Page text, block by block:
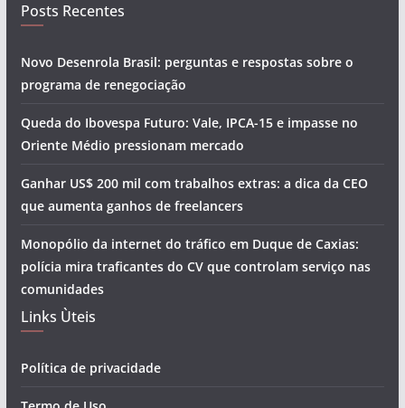
Posts Recentes
Novo Desenrola Brasil: perguntas e respostas sobre o
programa de renegociação
Queda do Ibovespa Futuro: Vale, IPCA-15 e impasse no
Oriente Médio pressionam mercado
Ganhar US$ 200 mil com trabalhos extras: a dica da CEO
que aumenta ganhos de freelancers
Monopólio da internet do tráfico em Duque de Caxias:
polícia mira traficantes do CV que controlam serviço nas
comunidades
Links Ùteis
Política de privacidade